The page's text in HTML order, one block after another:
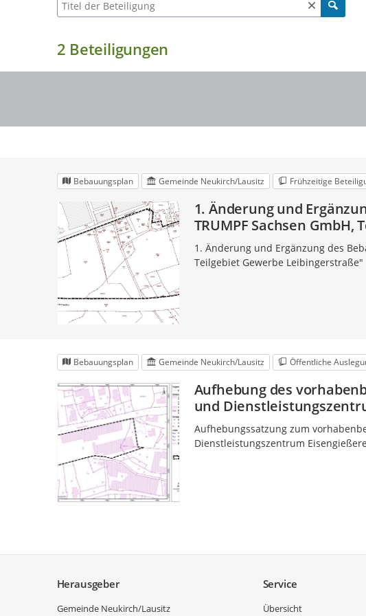
2 Beteiligungen
Bebauungsplan Gemeinde Neukirch/Lausitz Frühzeitige
1. Änderung und
TRUMPF Sachsen
1. Änderung und Ergänzung des
Teilgebiet Gewerbe Leibingerstraße"
Bebauungsplan Gemeinde Neukirch/Lausitz Öffentliche
Aufhebung des
und
Aufhebungssatzung zum
Dienstleistungszentrum
Herausgeber
Gemeinde Neukirch/Lausitz
Service
Übersicht